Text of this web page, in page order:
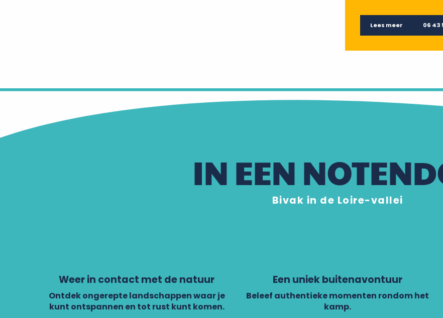
Lees meer 06 43
IN EEN
Bivak in de Loire-vallei
Weer in contact met de natuur
Ontdek ongerepte landschappen waar je
kunt ontspannen en tot rust kunt komen.
Een uniek buitenavontuur
Beleef authentieke momenten rondom het
kamp.